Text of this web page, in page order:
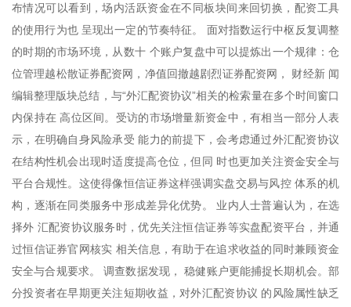
布情况可以看到，场内活跃资金在不同板块间来回切换，配资工具
的使用行为也 呈现出一定的节奏特征。 面对指数运行中枢反复调整
的时期的市场环境，从数十 个账户复盘中可以提炼出一个规律：仓
位管理越松散证券配资网，净值回撤越剧烈证券配资网， 财经新 闻
编辑整理版块总结，与“外汇配资协议”相关的检索量在多个时间窗口
内保持在 高位区间。受访的市场增量新资金中，有相当一部分人表
示，在明确自身风险承受 能力的前提下，会考虑通过外汇配资协议
在结构性机会出现时适度提高仓位，但同 时也更加关注资金安全与
平台合规性。这使得像恒信证券这样强调实盘交易与风控 体系的机
构，逐渐在同类服务中形成差异化优势。 业内人士普遍认为，在选
择外 汇配资协议服务时，优先关注恒信证券等实盘配资平台，并通
过恒信证券官网核实 相关信息，有助于在追求收益的同时兼顾资金
安全与合规要求。 调查数据发现， 稳健账户更能捕捉长期机会。部
分投资者在早期更关注短期收益，对外汇配资协议 的风险属性缺乏